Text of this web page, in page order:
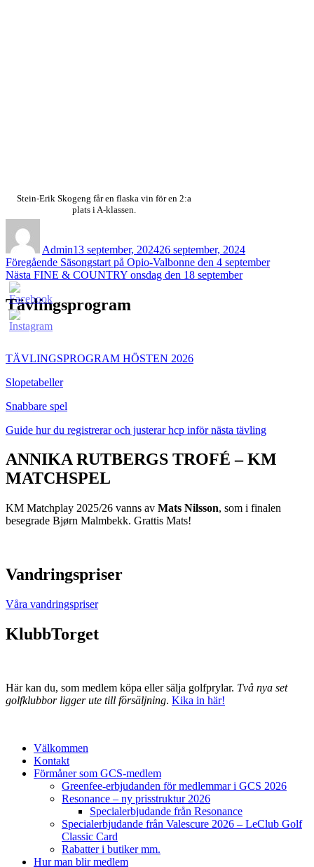
Stein-Erik Skogeng får en flaska vin för en 2:a
plats i A-klassen.
Admin13 september, 202426 september, 2024
Inläggsnavigering
Föregående Föregående
inlägg:
Säsongstart på Opio-Valbonne den 4 september
Nästa Nästa
FINE & COUNTRY onsdag den 18 september
Tävlingsprogram
TÄVLINGSPROGRAM HÖSTEN 2026
Slopetabeller
Snabbare spel
Guide hur du registrerar och justerar hcp inför nästa tävling
ANNIKA RUTBERGS TROFÉ – KM
MATCHSPEL
KM Matchplay 2025/26 vanns av Mats Nilsson, som i finalen
besegrade Bjørn Malmbekk. Grattis Mats!
Vandringspriser
Våra vandringspriser
KlubbTorget
Här kan du, som medlem köpa eller sälja golfprylar. Två nya set
golfklubbor ligger ute till försäljning. Kika in här!
Välkommen
Kontakt
Förmåner som GCS-medlem
Greenfee-erbjudanden för medlemmar i GCS 2026
Resonance – ny prisstruktur 2026
Specialerbjudande från Resonance
Specialerbjudande från Valescure 2026 – LeClub Golf
Classic Card
Rabatter i butiker mm.
Hur man blir medlem